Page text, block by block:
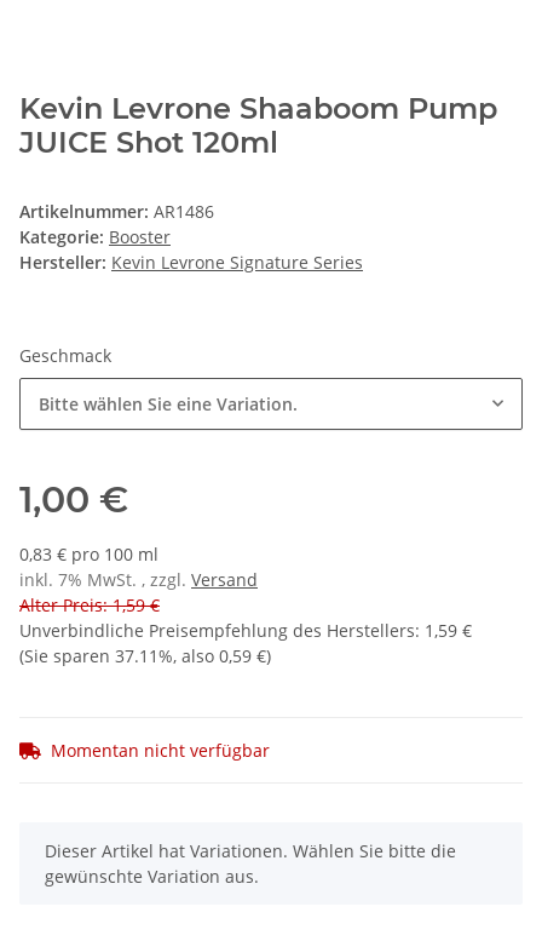
Kevin Levrone Shaaboom Pump
JUICE Shot 120ml
Artikelnummer: AR1486
Kategorie: Booster
Hersteller: Kevin Levrone Signature Series
Geschmack
Bitte wählen Sie eine Variation.
1,00 €
0,83 € pro 100 ml
inkl. 7% MwSt. , zzgl. Versand
Alter Preis: 1,59 €
Unverbindliche Preisempfehlung des Herstellers: 1,59 €
(Sie sparen 37.11%, also 0,59 €)
Momentan nicht verfügbar
x
Dieser Artikel hat Variationen. Wählen Sie bitte die
gewünschte Variation aus.